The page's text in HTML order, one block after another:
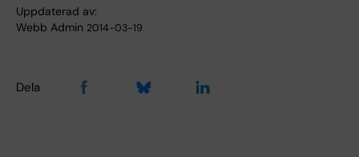
Uppdaterad av:
Webb Admin 2014-03-19
Dela